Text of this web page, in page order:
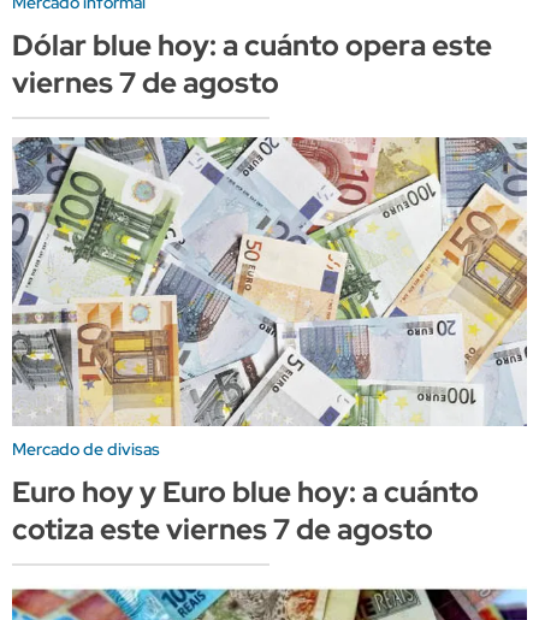
Dólar blue hoy: a cuánto opera este
viernes 7 de agosto
Mercado de divisas
Euro hoy y Euro blue hoy: a cuánto
cotiza este viernes 7 de agosto